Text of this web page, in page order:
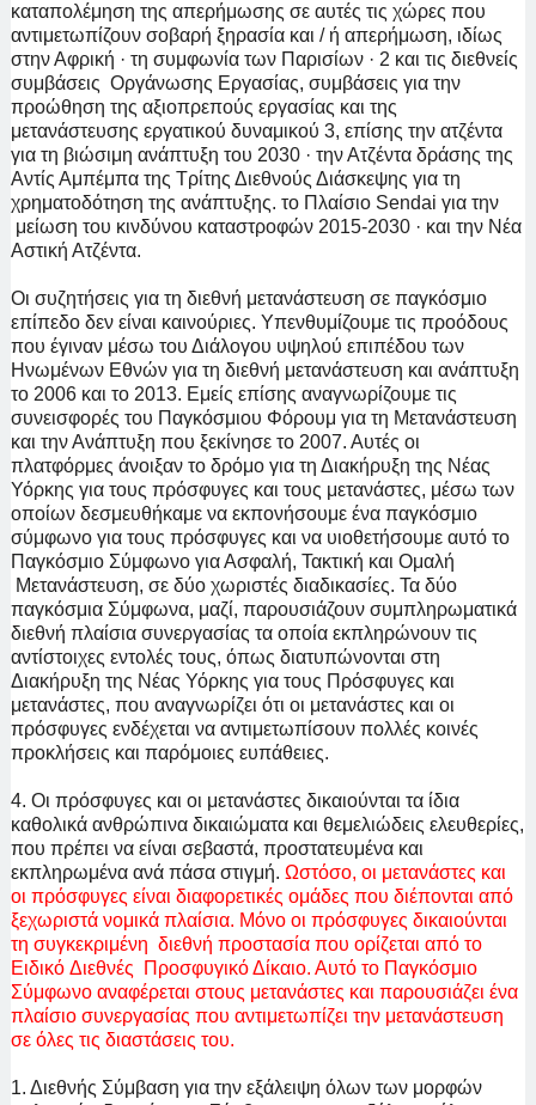
καταπολέμηση της απερήμωσης σε αυτές τις χώρες που
αντιμετωπίζουν σοβαρή ξηρασία και / ή απερήμωση, ιδίως
στην Αφρική · τη συμφωνία των Παρισίων · 2 και τις διεθνείς
συμβάσεις Οργάνωσης Εργασίας, συμβάσεις για την
προώθηση της αξιοπρεπούς εργασίας και της
μετανάστευσης εργατικού δυναμικού 3, επίσης την ατζέντα
για τη βιώσιμη ανάπτυξη του 2030 · την Ατζέντα δράσης της
Αντίς Αμπέμπα της Τρίτης Διεθνούς Διάσκεψης για τη
χρηματοδότηση της ανάπτυξης. το Πλαίσιο Sendai για την
μείωση του κινδύνου καταστροφών 2015-2030 · και την Νέα
Αστική Ατζέντα.
Οι συζητήσεις για τη διεθνή μετανάστευση σε παγκόσμιο
επίπεδο δεν είναι καινούριες. Υπενθυμίζουμε τις προόδους
που έγιναν μέσω του Διάλογου υψηλού επιπέδου των
Ηνωμένων Εθνών για τη διεθνή μετανάστευση και ανάπτυξη
το 2006 και το 2013. Εμείς επίσης αναγνωρίζουμε τις
συνεισφορές του Παγκόσμιου Φόρουμ για τη Μετανάστευση
και την Ανάπτυξη που ξεκίνησε το 2007. Αυτές οι
πλατφόρμες άνοιξαν το δρόμο για τη Διακήρυξη της Νέας
Υόρκης για τους πρόσφυγες και τους μετανάστες, μέσω των
οποίων δεσμευθήκαμε να εκπονήσουμε ένα παγκόσμιο
σύμφωνο για τους πρόσφυγες και να υιοθετήσουμε αυτό το
Παγκόσμιο Σύμφωνο για Ασφαλή, Τακτική και Ομαλή
Μετανάστευση, σε δύο χωριστές διαδικασίες. Τα δύο
παγκόσμια Σύμφωνα, μαζί, παρουσιάζουν συμπληρωματικά
διεθνή πλαίσια συνεργασίας τα οποία εκπληρώνουν τις
αντίστοιχες εντολές τους, όπως διατυπώνονται στη
Διακήρυξη της Νέας Υόρκης για τους Πρόσφυγες και
μετανάστες, που αναγνωρίζει ότι οι μετανάστες και οι
πρόσφυγες ενδέχεται να αντιμετωπίσουν πολλές κοινές
προκλήσεις και παρόμοιες ευπάθειες.
4. Οι πρόσφυγες και οι μετανάστες δικαιούνται τα ίδια
καθολικά ανθρώπινα δικαιώματα και θεμελιώδεις ελευθερίες,
που πρέπει να είναι σεβαστά, προστατευμένα και
εκπληρωμένα ανά πάσα στιγμή. Ωστόσο, οι μετανάστες και
οι πρόσφυγες είναι διαφορετικές ομάδες που διέπονται από
ξεχωριστά νομικά πλαίσια. Μόνο οι πρόσφυγες δικαιούνται
τη συγκεκριμένη διεθνή προστασία που ορίζεται από το
Ειδικό Διεθνές Προσφυγικό Δίκαιο. Αυτό το Παγκόσμιο
Σύμφωνο αναφέρεται στους μετανάστες και παρουσιάζει ένα
πλαίσιο συνεργασίας που αντιμετωπίζει την μετανάστευση
σε όλες τις διαστάσεις του.
1. Διεθνής Σύμβαση για την εξάλειψη όλων των μορφών